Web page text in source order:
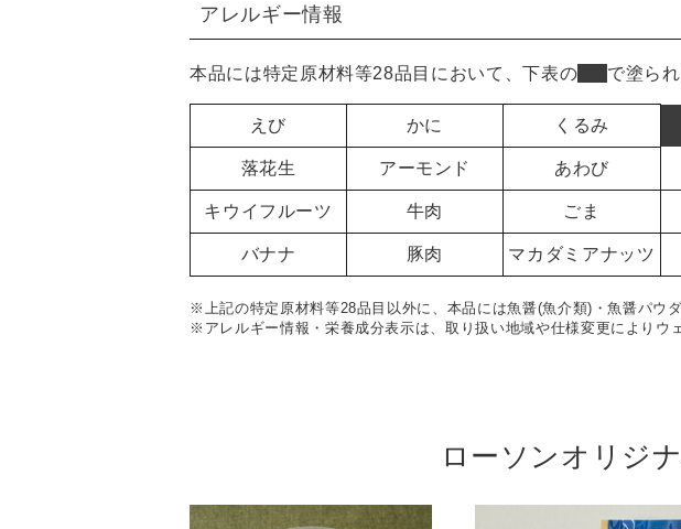
アレルギー情報
本品には特定原材料等28品目において、下表の で塗ら
えび かに くるみ
落花生 アーモンド あわび
キウイフルーツ 牛肉 ごま
バナナ 豚肉 マカダミアナッツ
※上記の特定原材料等28品目以外に、本品には魚醤(魚介類)・魚醤パウ
※アレルギー情報・栄養成分表示は、取り扱い地域や仕様変更によりウ
ローソンオリジ